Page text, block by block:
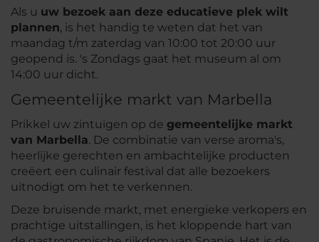
Als u uw bezoek aan deze educatieve plek wilt
plannen, is het handig te weten dat het van
maandag t/m zaterdag van 10:00 tot 20:00 uur
geopend is. 's Zondags gaat het museum al om
14:00 uur dicht.
Gemeentelijke markt van Marbella
Prikkel uw zintuigen op de gemeentelijke markt
van Marbella. De combinatie van verse aroma's,
heerlijke gerechten en ambachtelijke producten
creëert een culinair festival dat alle bezoekers
uitnodigt om het te verkennen.
Deze bruisende markt, met energieke verkopers en
prachtige uitstallingen, is het kloppende hart van